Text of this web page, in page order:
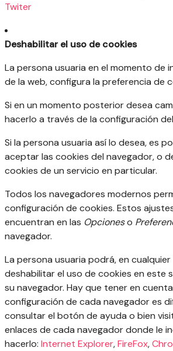
Twiter
Deshabilitar el uso de cookies
La persona usuaria en el momento de
de la web, configura la preferencia de
Si en un momento posterior desea
hacerlo a través de la configuración
Si la persona usuaria así lo desea, es
aceptar las cookies del navegador, o
cookies de un servicio en particular.
Todos los navegadores modernos
configuración de cookies. Estos
encuentran en las Opcioneso
navegador.
La persona usuaria podrá, en
deshabilitar el uso de cookies en este
su navegador. Hay que tener en
configuración de cada navegador es
consultar el botón de ayuda o bien
enlaces de cada navegador donde le
hacerlo: Internet Explorer,FireFox,